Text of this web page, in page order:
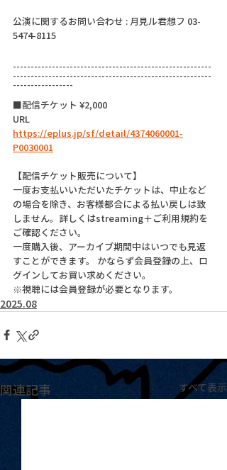
公演に関するお問い合わせ : 月見ル君想フ 03-
5474-8115
--------------------------------------------------------
--------------------------------------------------------
-----------------
■配信チケット ¥2,000
URL
https://eplus.jp/sf/detail/4374060001-
P0030001
【配信チケット販売について】
一度お支払いいただいたチケットは、中止など
の場合を除き、お客様都合による払い戻しは致
しません。詳しくはstreaming＋ご利用規約を
ご確認ください。
一度購入後、アーカイブ期間中はいつでも見返
すことができます。 かならず会員登録の上、ロ
グインしてお買い求めください。
※視聴には会員登録が必要となります。
2025.08
関連記事 すべて表示